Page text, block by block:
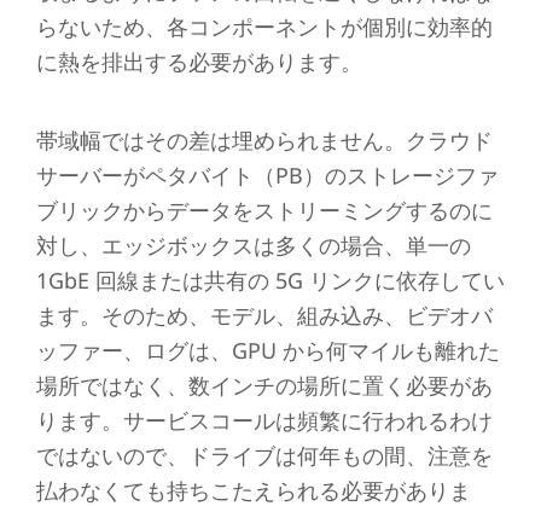
らないため、各コンポーネントが個別に効率的
に熱を排出する必要があります。
帯域幅ではその差は埋められません。クラウド
サーバーがペタバイト（PB）のストレージファ
ブリックからデータをストリーミングするのに
対し、エッジボックスは多くの場合、単一の
1GbE 回線または共有の 5G リンクに依存してい
ます。そのため、モデル、組み込み、ビデオバ
ッファー、ログは、GPU から何マイルも離れた
場所ではなく、数インチの場所に置く必要があ
ります。サービスコールは頻繁に行われるわけ
ではないので、ドライブは何年もの間、注意を
払わなくても持ちこたえられる必要がありま